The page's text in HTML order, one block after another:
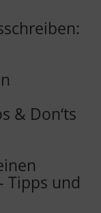
& Don‘ts
Tipps und